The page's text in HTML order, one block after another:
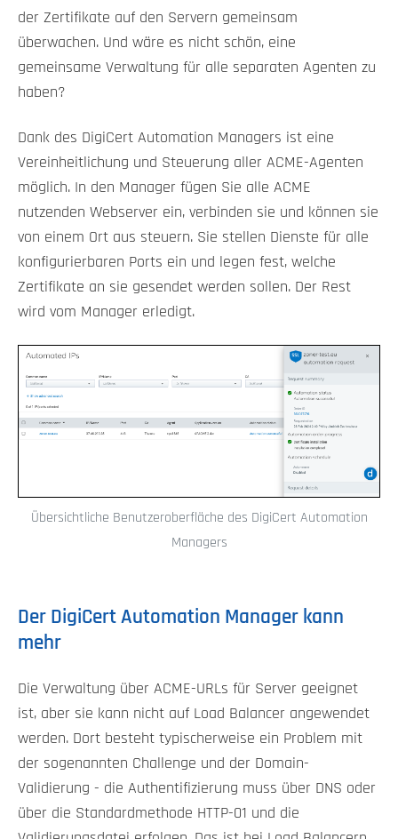
der Zertifikate auf den Servern gemeinsam
überwachen. Und wäre es nicht schön, eine
gemeinsame Verwaltung für alle separaten Agenten zu
haben?
Dank des DigiCert Automation Managers ist eine
Vereinheitlichung und Steuerung aller ACME-Agenten
möglich. In den Manager fügen Sie alle ACME
nutzenden Webserver ein, verbinden sie und können sie
von einem Ort aus steuern. Sie stellen Dienste für alle
konfigurierbaren Ports ein und legen fest, welche
Zertifikate an sie gesendet werden sollen. Der Rest
wird vom Manager erledigt.
Übersichtliche Benutzeroberfläche des DigiCert Automation
Managers
Der DigiCert Automation Manager kann
mehr
Die Verwaltung über ACME-URLs für Server geeignet
ist, aber sie kann nicht auf Load Balancer angewendet
werden. Dort besteht typischerweise ein Problem mit
der sogenannten Challenge und der Domain-
Validierung - die Authentifizierung muss über DNS oder
über die Standardmethode HTTP-01 und die